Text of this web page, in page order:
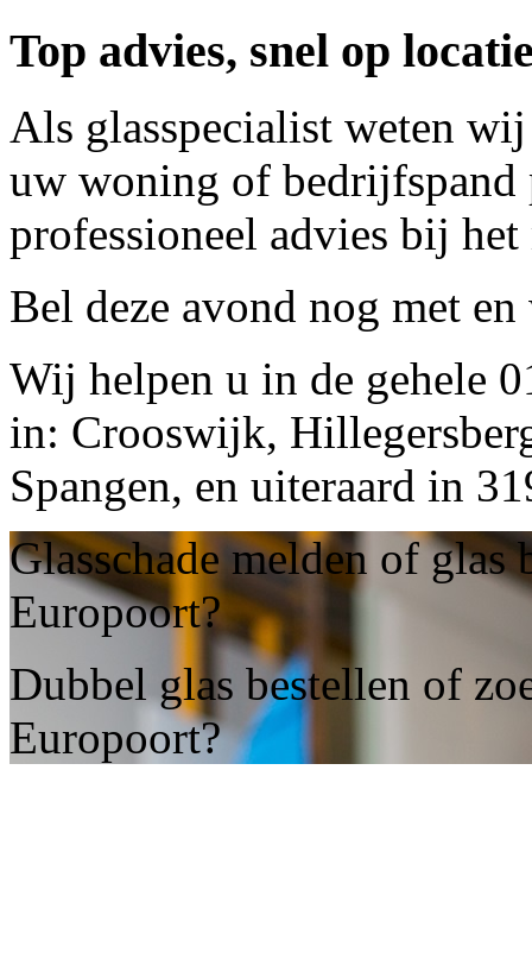
Top advies, snel op
Als glasspecialist weten
uw woning of bedrijfspand
professioneel advies bij
Bel deze avond nog met en
Wij helpen u in de gehele
in: Crooswijk,
Spangen, en uiteraard in
Glasschade melden of glas
Europoort?
Dubbel glas bestellen of
Europoort?